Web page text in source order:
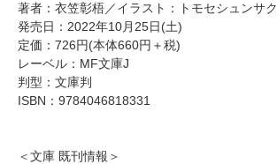
著者：衣笠彰梧／イラスト：トモセシュンサク
発売日：2022年10月25日(土)
定価：726円(本体660円＋税)
レーベル：MF文庫J
判型：文庫判
ISBN：9784046818331
＜文庫 既刊情報＞